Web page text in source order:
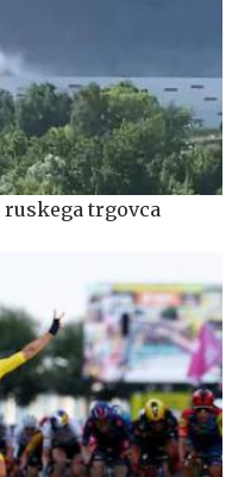
trgovca